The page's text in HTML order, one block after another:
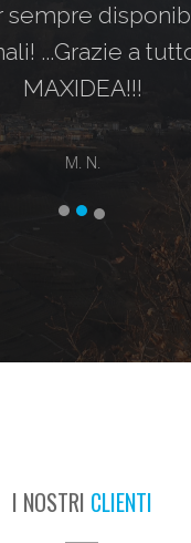
sempre
...Grazie a
MAXIDEA!!!
M. N.
I NOSTRI CLIENTI